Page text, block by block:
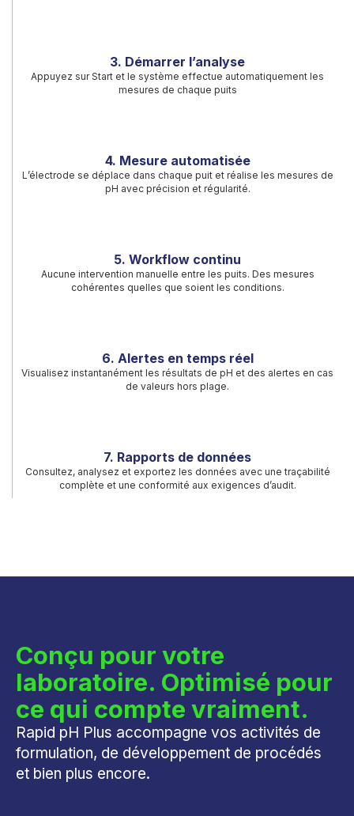
3. Démarrer l’analyse
Appuyez sur Start et le système effectue automatiquement les
mesures de chaque puits
4. Mesure automatisée
L’électrode se déplace dans chaque puit et réalise les mesures de
pH avec précision et régularité.
5. Workflow continu
Aucune intervention manuelle entre les puits. Des mesures
cohérentes quelles que soient les conditions.
6. Alertes en temps réel
Visualisez instantanément les résultats de pH et des alertes en cas
de valeurs hors plage.
7. Rapports de données
Consultez, analysez et exportez les données avec une traçabilité
complète et une conformité aux exigences d’audit.
Conçu pour votre
laboratoire. Optimisé pour
ce qui compte vraiment.
Rapid pH Plus accompagne vos activités de
formulation, de développement de procédés
et bien plus encore.